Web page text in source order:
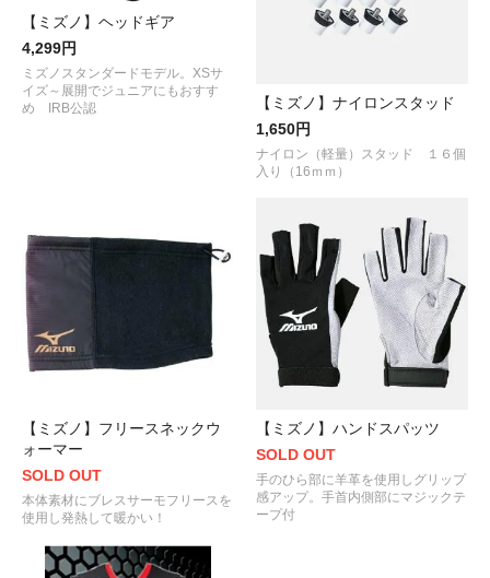
【ミズノ】ヘッドギア
4,299円
ミズノスタンダードモデル。XSサ
イズ～展開でジュニアにもおすす
め IRB公認
【ミズノ】ナイロンスタッド
1,650円
ナイロン（軽量）スタッド １６個
入り（16ｍｍ）
【ミズノ】フリースネックウ
ォーマー
SOLD OUT
本体素材にブレスサーモフリースを
使用し発熱して暖かい！
【ミズノ】ハンドスパッツ
SOLD OUT
手のひら部に羊革を使用しグリップ
感アップ。手首内側部にマジックテ
ープ付